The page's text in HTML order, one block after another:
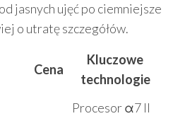
jasnych ujęć po ciemniejsze
o utratę szczegółów.
Cena
Kluczowe
technologie
Procesor α7 II